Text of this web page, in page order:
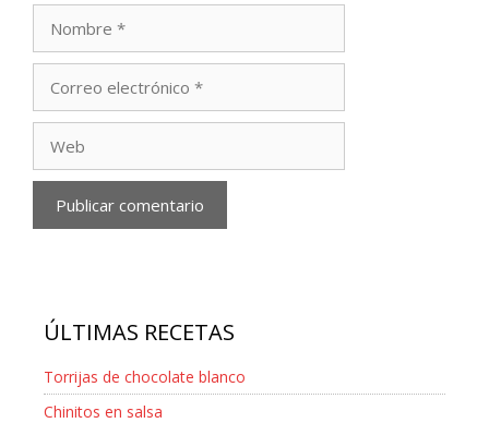
electrónico
ÚLTIMAS RECETAS
Torrijas de chocolate blanco
Chinitos en salsa